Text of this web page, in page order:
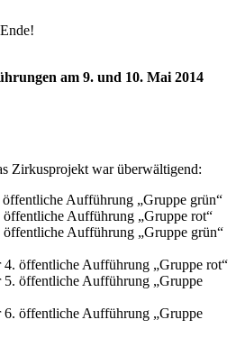
am 9. und 10. Mai 2014
Zirkusprojekt war überwältigend:
Aufführung „Gruppe grün“
Aufführung „Gruppe rot“
Aufführung „Gruppe grün“
4. öffentliche Aufführung „Gruppe rot“
5. öffentliche Aufführung „Gruppe
6. öffentliche Aufführung „Gruppe